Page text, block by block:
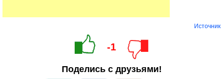
Источник
-1
Поделись с друзьями!